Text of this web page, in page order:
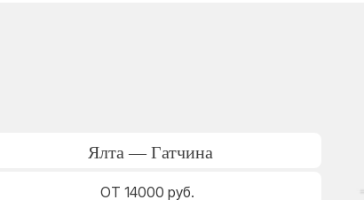
Ялта — Гатчина
ОТ 14000 руб.